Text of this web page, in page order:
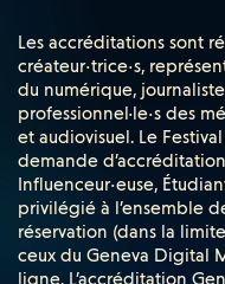
Les accréditations sont
créateur·trice·s,
du numérique,
professionnel·le·s des
et audiovisuel. Le
demande
Influenceur·euse,
privilégié à l’ensemble
réservation (dans la
ceux du Geneva Digital
ligne. L’accréditation